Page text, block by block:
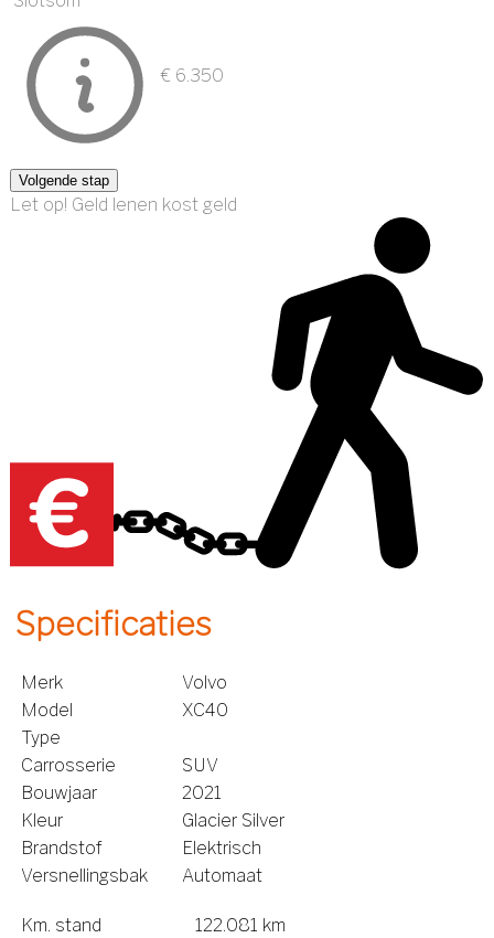
Specificaties
Merk
Volvo
Model
XC40
Type
Carrosserie
SUV
Bouwjaar
2021
Kleur
Glacier Silver
Brandstof
Elektrisch
Versnellingsbak
Automaat
Km. stand
122.081 km